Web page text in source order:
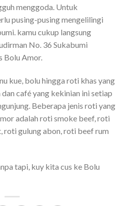
menggoda. Untuk
pusing-pusing mengelilingi
kamu cukup langsung
No. 36 Sukabumi
Bolu Amor.
kue, bolu hingga roti khas yang
café yang kekinian ini setiap
Beberapa jenis roti yang
adalah roti smoke beef, roti
roti gulung abon, roti beef rum
tapi, kuy kita cus ke Bolu